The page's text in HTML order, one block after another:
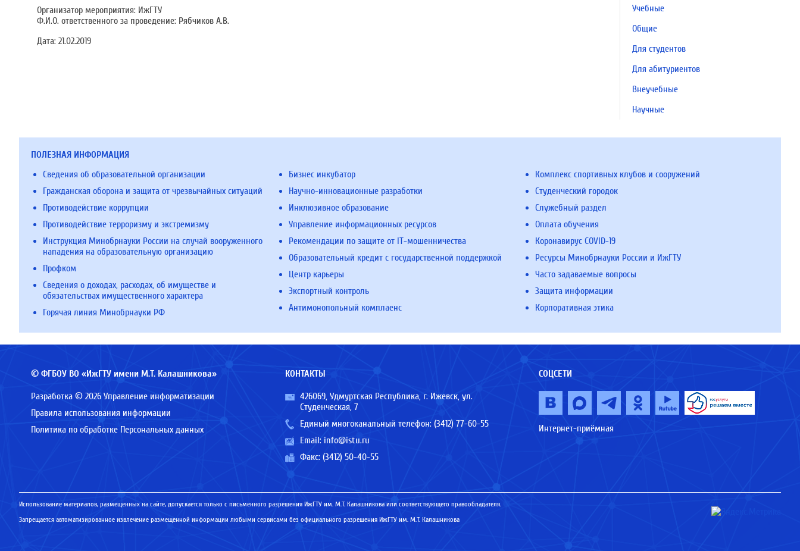
Организатор мероприятия: ИжГТУ
Ф.И.О. ответственного за проведение: Рябчиков А.В.
Дата: 21.02.2019
Учебные
Общие
Для студентов
Для абитуриентов
Внеучебные
Научные
ПОЛЕЗНАЯ ИНФОРМАЦИЯ
Сведения об образовательной организации
Гражданская оборона и защита от чрезвычайных ситуаций
Противодействие коррупции
Противодействие терроризму и экстремизму
Инструкция Минобрнауки России на случай вооруженного
нападения на образовательную организацию
Профком
Сведения о доходах, расходах, об имуществе и
обязательствах имущественного характера
Горячая линия Минобрнауки РФ
Бизнес инкубатор
Научно-инновационные разработки
Инклюзивное образование
Управление информационных ресурсов
Рекомендации по защите от IT-мошенничества
Образовательный кредит с государственной поддержкой
Центр карьеры
Экспортный контроль
Антимонопольный комплаенс
Комплекс спортивных клубов и сооружений
Студенческий городок
Служебный раздел
Оплата обучения
Коронавирус COVID-19
Ресурсы Минобрнауки России и ИжГТУ
Часто задаваемые вопросы
Защита информации
Корпоративная этика
© ФГБОУ ВО «ИжГТУ имени М.Т. Калашникова»
Разработка © 2026 Управление информатизации
Правила использования информации
Политика по обработке Персональных данных
КОНТАКТЫ
426069, Удмуртская Республика, г. Ижевск, ул.
Студенческая, 7
Единый многоканальный телефон: (3412) 77-60-55
Email: info@istu.ru
Факс: (3412) 50-40-55
СОЦСЕТИ
Интернет-приёмная
Использование материалов, размещенных на сайте, допускается только с письменного разрешения ИжГТУ им. М.Т. Калашникова или соответствующего правообладателя.
Запрещается автоматизированное извлечение размещенной информации любыми сервисами без официального разрешения ИжГТУ им. М.Т. Калашникова